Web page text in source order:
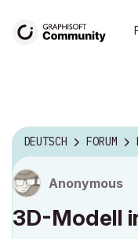
DEUTSCH FORUM
Anonymous
3D-Modell